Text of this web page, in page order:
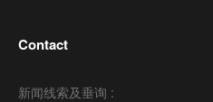
Contact
新闻线索及垂询 :